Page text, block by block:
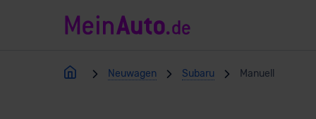
Neuwagen Subaru Manuell